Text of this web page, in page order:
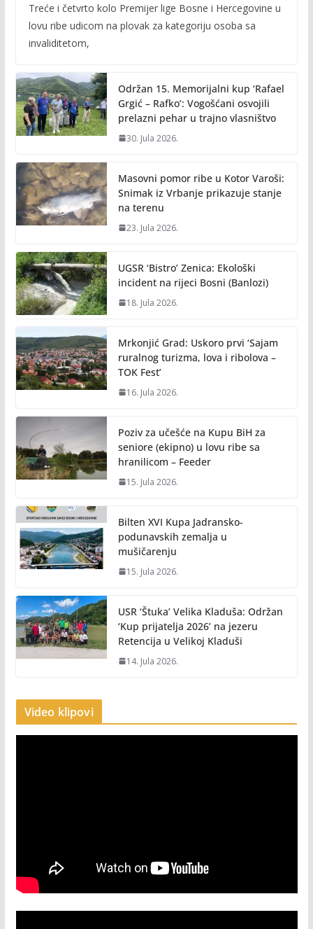
e
b
o
k
itt
er
ai p
n
k
Treće i četvrto kolo Premijer lige Bosne i Hercegovine u
lovu ribe udicom na plovak za kategoriju osoba sa
invaliditetom,
Održan 15. Memorijalni kup ‘Rafael
Grgić – Rafko’: Vogošćani osvojili
prelazni pehar u trajno vlasništvo
30. Jula 2026.
Masovni pomor ribe u Kotor Varoši:
Snimak iz Vrbanje prikazuje stanje
na terenu
23. Jula 2026.
UGSR ‘Bistro’ Zenica: Ekološki
incident na rijeci Bosni (Banlozi)
18. Jula 2026.
Mrkonjić Grad: Uskoro prvi ‘Sajam
ruralnog turizma, lova i ribolova –
TOK Fest’
16. Jula 2026.
Poziv za učešće na Kupu BiH za
seniore (ekipno) u lovu ribe sa
hranilicom – Feeder
15. Jula 2026.
Bilten XVI Kupa Jadransko-
podunavskih zemalja u
mušičarenju
15. Jula 2026.
USR ‘Štuka’ Velika Kladuša: Održan
‘Kup prijatelja 2026’ na jezeru
Retencija u Velikoj Kladuši
14. Jula 2026.
Video klipovi